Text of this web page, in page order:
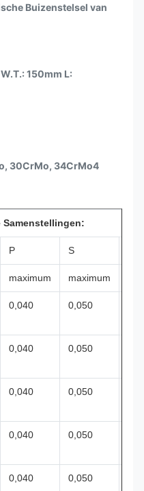
Buizenstelsel van
150mm L:
30CrMo, 34CrMo4
Samenstellingen:
P S
maximum maximum
0,040 0,050
0,040 0,050
0,040 0,050
0,040 0,050
0,040 0,050